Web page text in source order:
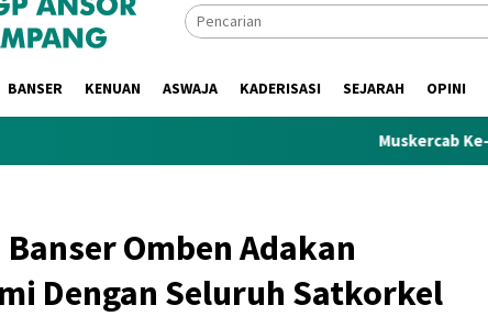
BANSER KENUAN ASWAJA KADERISASI SEJARAH OPINI
Muskercab Ke-1, PC GP Ansor
Omben Adakan
Dengan Seluruh Satkorkel